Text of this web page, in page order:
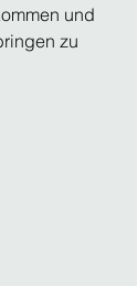
und
zu